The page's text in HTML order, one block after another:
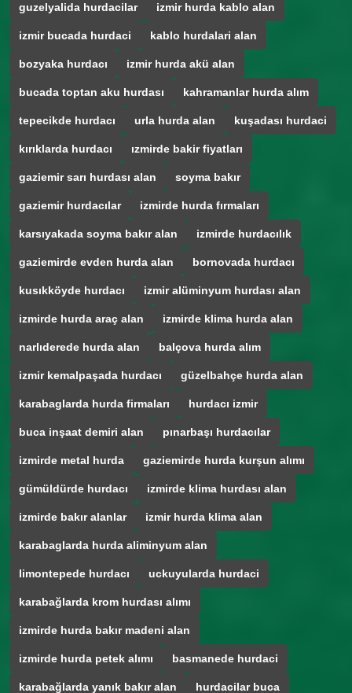
guzelyalida hurdacilar izmir hurda kablo alan
izmir bucada hurdaci kablo hurdalari alan
bozyaka hurdacı izmir hurda akü alan
bucada toptan aku hurdası kahramanlar hurda alım
tepecikde hurdacı urla hurda alan kuşadası hurdaci
kırıklarda hurdacı ızmirde bakir fiyatları
gaziemir sarı hurdası alan soyma bakır
gaziemir hurdacılar izmirde hurda fırmaları
karsıyakada soyma bakır alan izmirde hurdacılık
gaziemirde evden hurda alan bornovada hurdacı
kusıkköyde hurdacı izmir alüminyum hurdası alan
izmirde hurda araç alan izmirde klima hurda alan
narlıderede hurda alan balçova hurda alım
izmir kemalpaşada hurdacı güzelbahçe hurda alan
karabaglarda hurda firmaları hurdacı izmir
buca inşaat demiri alan pınarbaşı hurdacılar
izmirde metal hurda gaziemirde hurda kurşun alımı
gümüldürde hurdacı izmirde klima hurdası alan
izmirde bakır alanlar izmir hurda klima alan
karabaglarda hurda aliminyum alan
limontepede hurdacı uckuyularda hurdaci
karabağlarda krom hurdası alımı
izmirde hurda bakır madeni alan
izmirde hurda petek alımı basmanede hurdaci
karabağlarda yanık bakır alan hurdacilar buca